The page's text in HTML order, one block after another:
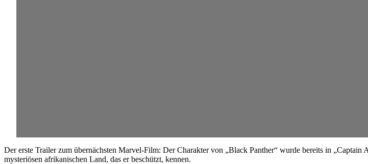
Der erste Trailer zum übernächsten Marvel-Film: Der Charakter von „Black Panther“ wurde bereits in
mysteriösen afrikanischen Land, das er beschützt, kennen.